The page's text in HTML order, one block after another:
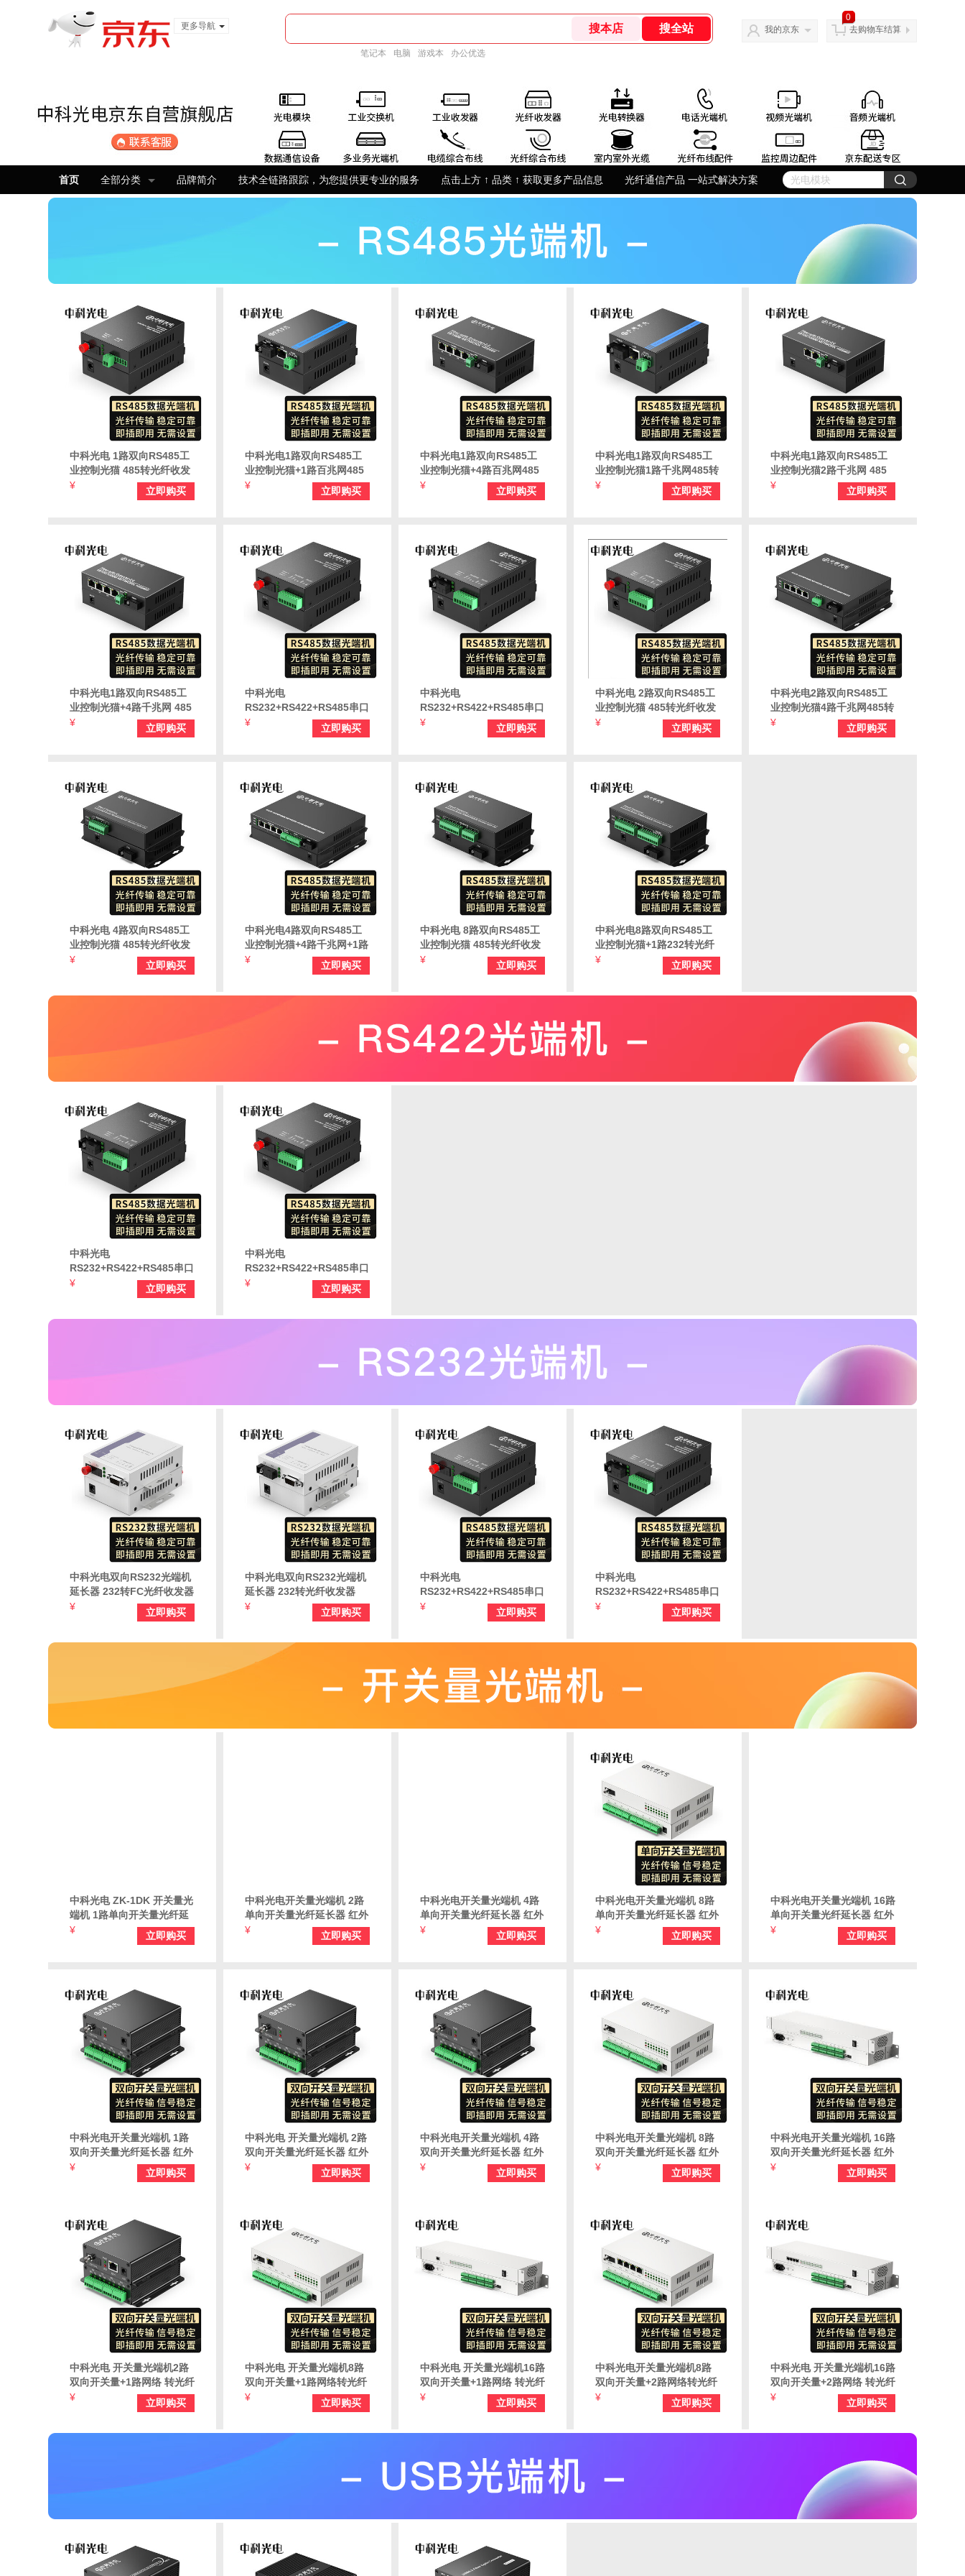
更多导航
笔记本 电脑 游戏本 办公优选
我的京东
0
去购物车结算
首页 全部分类 品牌简介 技术全链路跟踪，为您提供更专业的服务 点击上方 ↑ 品类 ↑ 获取更多产品信息 光纤通信产品 一站式解决方案
中科光电 1路双向RS485工
业控制光猫 485转光纤收发
器 485数据光端机 光口延长
器转换器 ZK-FE-AB/485-
¥ 立即购买
中科光电1路双向RS485工
业控制光猫+1路百兆网485
转光纤收发器485数据光端
机 延长器转换器 ZK-FE1-
¥ 立即购买
中科光电1路双向RS485工
业控制光猫+4路百兆网485
转光纤收发器485数据光端
机延长器转换器ZK-FE4-
¥ 立即购买
中科光电1路双向RS485工
业控制光猫1路千兆网485转
光纤收发器485数据光端机
延长器转换器 ZK-GE1-
¥ 立即购买
中科光电1路双向RS485工
业控制光猫2路千兆网 485
转光纤收发器485数据光端
机延长器转换器ZK-GE2-
¥ 立即购买
中科光电1路双向RS485工
业控制光猫+4路千兆网 485
转光纤收发器 485数据光端
机 延长器转换器ZK-GE4-
¥ 立即购买
中科光电
RS232+RS422+RS485串口
光端机延长器 三合一控制光
猫 FC口 一对价 ZK-
¥ 立即购买
中科光电
RS232+RS422+RS485串口
光端机延长器 三合一控制光
猫 SC口 一对价 ZK-
¥ 立即购买
中科光电 2路双向RS485工
业控制光猫 485转光纤收发
器 485数据光端机 光口延长
器转换器 ZK-FE-AB-2/485
¥ 立即购买
中科光电2路双向RS485工
业控制光猫4路千兆网485转
光纤收发器485数据光端机
延长转换器 ZK-GE4-AB-
¥ 立即购买
中科光电 4路双向RS485工
业控制光猫 485转光纤收发
器 485数据光端机 光口延长
器转换器 ZK-FE-AB-4/485-
¥ 立即购买
中科光电4路双向RS485工
业控制光猫+4路千兆网+1路
232 转光纤收发器 485数据
光端机ZK-FE4-4/485-
¥ 立即购买
中科光电 8路双向RS485工
业控制光猫 485转光纤收发
器 485数据光端机 光口延长
器转换器 ZK-FE-AB-8/485-
¥ 立即购买
中科光电8路双向RS485工
业控制光猫+1路232转光纤
收发器485数据光端机延长
器转换器 ZK-FE-8/485-
¥ 立即购买
中科光电
RS232+RS422+RS485串口
光端机延长器 三合一控制光
猫 SC口 一对价 ZK-
¥ 立即购买
中科光电
RS232+RS422+RS485串口
光端机延长器 三合一控制光
猫 FC口 一对价 ZK-
¥ 立即购买
中科光电双向RS232光端机
延长器 232转FC光纤收发器
232串口光猫DB9接口 1对
ZK-RS232S-FC
¥ 立即购买
中科光电双向RS232光端机
延长器 232转光纤收发器
232串口光猫DB9接口 1对
ZK-RS232S-SC
¥ 立即购买
中科光电
RS232+RS422+RS485串口
光端机延长器 三合一控制光
猫 FC口 一对价 ZK-
¥ 立即购买
中科光电
RS232+RS422+RS485串口
光端机延长器 三合一控制光
猫 SC口 一对价 ZK-
¥ 立即购买
中科光电 ZK-1DK 开关量光
端机 1路单向开关量光纤延
长器 红外对射光端机报警光
端机 桌面 一对 FC接口
¥ 立即购买
中科光电开关量光端机 2路
单向开关量光纤延长器 红外
对射光端机报警光端机 桌面
一对 FC接口 ZK-2DK-FC
¥ 立即购买
中科光电开关量光端机 4路
单向开关量光纤延长器 红外
对射光端机报警光端机 桌面
一对 FC接口 ZK-4DK-FC
¥ 立即购买
中科光电开关量光端机 8路
单向开关量光纤延长器 红外
对射光端机报警光端机 桌面
一对 FC接口 ZK-8DK-FC
¥ 立即购买
中科光电开关量光端机 16路
单向开关量光纤延长器 红外
对射光端机报警光端机桌面
一对 FC口 ZK-16DK-FC
¥ 立即购买
中科光电开关量光端机 1路
双向开关量光纤延长器 红外
对射光端机报警光端机 桌面
一对 FC接口 ZK-1SK-FC
¥ 立即购买
中科光电 开关量光端机 2路
双向开关量光纤延长器 红外
对射光端机报警光端机 桌面
一对 FC接口 ZK-2SK-FC
¥ 立即购买
中科光电开关量光端机 4路
双向开关量光纤延长器 红外
对射光端机报警光端机 桌面
一对 FC接口 ZK-4SK-FC
¥ 立即购买
中科光电开关量光端机 8路
双向开关量光纤延长器 红外
对射光端机报警光端机 桌面
一对 FC接口 ZK-8SK-FC
¥ 立即购买
中科光电开关量光端机 16路
双向开关量光纤延长器 红外
对射光端机报警光端机 桌面
一对 FC接口 ZK-16SK-FC
¥ 立即购买
中科光电 开关量光端机2路
双向开关量+1路网络 转光纤
红外对射/周界报警/烟感信
号报警 FC口 ZK-2SK-1E-
¥ 立即购买
中科光电 开关量光端机8路
双向开关量+1路网络转光纤
红外对射/周界报警/烟感/信
号报警 FC口 ZK-8SK-1E-
¥ 立即购买
中科光电 开关量光端机16路
双向开关量+1路网络 转光纤
红外对射/周界报警/烟感信
号报警FC口 ZK-16SK-1E-
¥ 立即购买
中科光电开关量光端机8路
双向开关量+2路网络转光纤
红外对射/周界报警/烟感/信
号报警 FC口 ZK-8SK-2E-
¥ 立即购买
中科光电 开关量光端机16路
双向开关量+2路网络 转光纤
红外对射/周界报警/烟感信
号报警FC口 ZK-16SK-2E-
¥ 立即购买